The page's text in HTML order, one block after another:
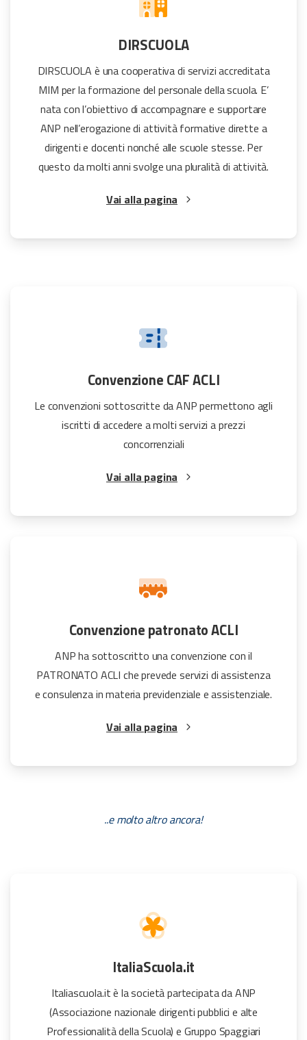
DIRSCUOLA
DIRSCUOLA è una cooperativa di servizi accreditata
MIM per la formazione del personale della scuola. E’
nata con l’obiettivo di accompagnare e supportare
ANP nell’erogazione di attività formative dirette a
dirigenti e docenti nonché alle scuole stesse. Per
questo da molti anni svolge una pluralità di attività.
Vai alla pagina
Convenzione CAF ACLI
Le convenzioni sottoscritte da ANP permettono agli
iscritti di accedere a molti servizi a prezzi
concorrenziali
Vai alla pagina
Convenzione patronato ACLI
ANP ha sottoscritto una convenzione con il
PATRONATO ACLI che prevede servizi di assistenza
e consulenza in materia previdenziale e assistenziale.
Vai alla pagina
..e molto altro ancora!
ItaliaScuola.it
Italiascuola.it è la società partecipata da ANP
(Associazione nazionale dirigenti pubblici e alte
Professionalità della Scuola) e Gruppo Spaggiari